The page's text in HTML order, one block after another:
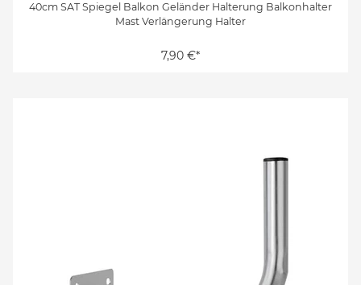
40cm SAT Spiegel Balkon Geländer Halterung Balkonhalter
Mast Verlängerung Halter
7,90 €*